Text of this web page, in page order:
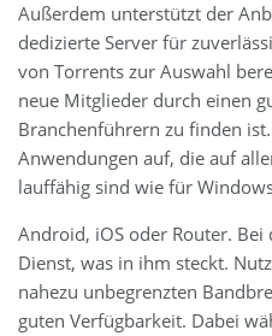
Außerdem unterstützt der
dedizierte Server für
von Torrents zur Auswahl
neue Mitglieder durch einen
Branchenführern zu finden
Anwendungen auf, die auf
lauffähig sind wie für
Android, iOS oder Router.
Dienst, was in ihm steckt.
nahezu unbegrenzten
guten Verfügbarkeit. Dabei